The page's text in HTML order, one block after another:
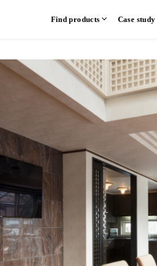
Kitchen
Find products Case study